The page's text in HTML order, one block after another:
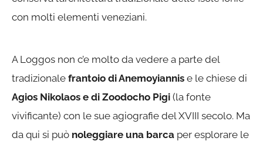
con molti elementi veneziani.
A Loggos non c’e molto da vedere a parte del
tradizionale frantoio di Anemoyiannis e le chiese di
Agios Nikolaos e di Zoodocho Pigi (la fonte
vivificante) con le sue agiografie del XVIII secolo. Ma
da qui si può noleggiare una barca per esplorare le